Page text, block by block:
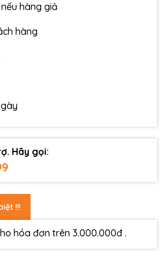
hàng giả
hàng
Hãy gọi:
!!!
hóa đơn trên 3.000.000đ .